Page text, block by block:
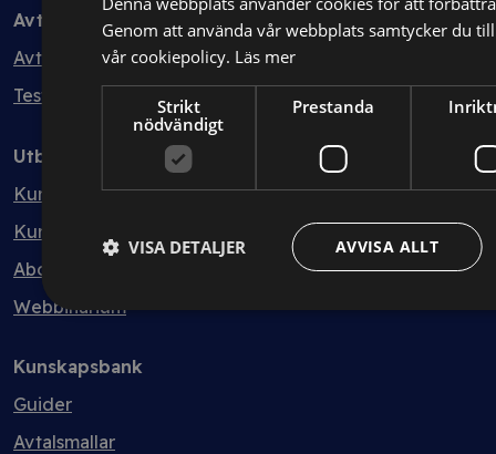
Avtal
Avtalshantering
Testa kostnadsfritt
Utbildning
Kurser
Kurspaket
Abonnemang
Webbinarium
Kunskapsbank
Guider
Avtalsmallar
Genom att använda vår webbplats samtycker du
vår cookiepolicy. Läs mer
Strikt
nödvändigt
Prestanda
AVVISA ALLT
VISA DETALJER